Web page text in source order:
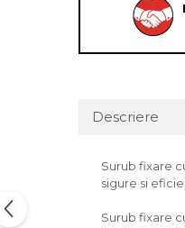
Descriere
Surub fixare
sigure si
Surub fixare